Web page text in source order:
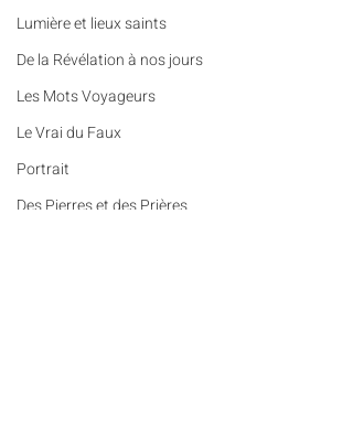
Lumière et lieux saints
De la Révélation à nos jours
Les Mots Voyageurs
Le Vrai du Faux
Portrait
Des Pierres et des Prières